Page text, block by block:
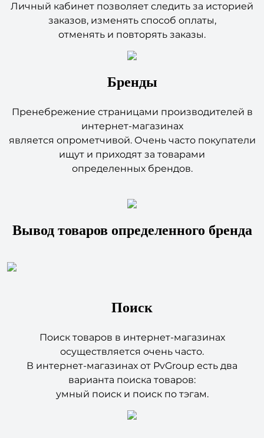
Личный кабинет позволяет следить за историей
заказов, изменять способ оплаты,
отменять и повторять заказы.
Бренды
Пренебрежение страницами производителей в
интернет-магазинах
является опрометчивой. Очень часто покупатели
ищут и приходят за товарами
определенных брендов.
Вывод товаров определенного бренда
Поиск
Поиск товаров в интернет-магазинах
осуществляется очень часто.
В интернет-магазинах от PvGroup есть два
варианта поиска товаров:
умный поиск и поиск по тэгам.